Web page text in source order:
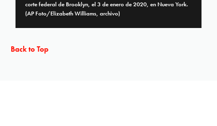
corte federal de Brooklyn, el 3 de enero de 2020, en Nueva York.
(AP Foto/Elizabeth Williams, archivo)
Back to Top